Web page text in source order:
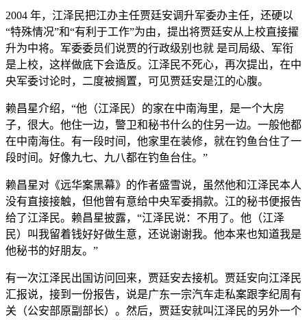
2004 年，江泽民把江办主任贾廷安调升军委办主任，还硬以
“特殊情况”和“有利于工作”为由，提出将贾廷安从上校直接擢
升为中将。军委委员们说贾的行政级别也就 是司局级、军衔
是上校，这样做底下会造反。江泽民不死心，再次提出，在中
央军委讨论时，二度被搁置，可见贾廷安是江的心腹。
赖昌星介绍，“他（江泽民）的家在中南海里，是一个大房
子，很大。他住一边，警卫和秘书什么的住另一边。一般他都
在中南海住。有一段时间，他家里在装修，就在钓鱼台住了一
段时间。好像九七、九八都在钓鱼台住。”
赖昌星对《远华案黑幕》的作者盛雪说，虽然他和江泽民本人
没有直接接触，但他曾有意给中央军委捐款。江的秘书便报告
给了江泽民。赖昌星披露，“江泽民说：不用了。他（江泽
民）叫我留着钱好好做生意，还说谢谢我。他本来也知道我是
他秘书的好朋友。”
有一次江泽民出国访问回来，贾廷安去接机。贾廷安向江泽民
汇报说，接到一份报告，说是广东一宗汽车走私案跟李纪周有
关（公安部原副部长）。然后，贾廷安就叫江泽民的另外一个